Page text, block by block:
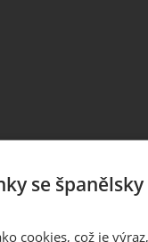
se
cookies, což je